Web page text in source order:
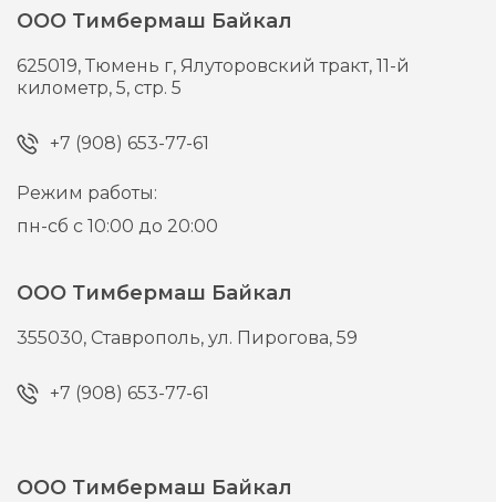
ООО Тимбермаш Байкал
625019,Тюмень г, Ялуторовский тракт, 11-й
километр, 5, стр. 5
+7 (908) 653-77-61
Режим работы:
пн-сб с 10:00 до 20:00
ООО Тимбермаш Байкал
355030, Ставрополь,ул. Пирогова, 59
+7 (908) 653-77-61
ООО Тимбермаш Байкал